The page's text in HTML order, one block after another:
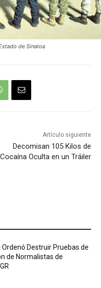
de Sinaloa
Artículo siguiente
Decomisan 105 Kilos de
Cocaína Oculta en un Tráiler
Destruir Pruebas de
de Normalistas de